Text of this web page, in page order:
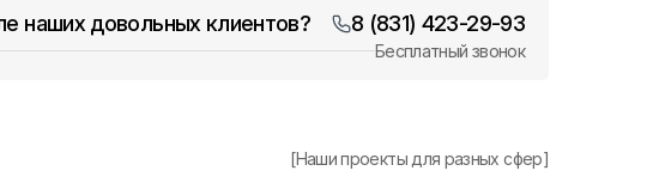
наших довольных клиентов? 8 (831) 423-29-93
Бесплатный звонок
[Наши проекты для разных сфер]